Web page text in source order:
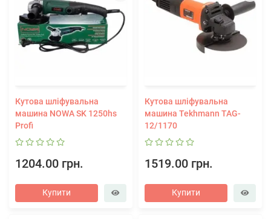
Кутова шліфувальна
машина NOWA SK 1250hs
Profi
1204.00 грн.
Купити
Кутова шліфувальна
машина Tekhmann TAG-
12/1170
1519.00 грн.
Купити